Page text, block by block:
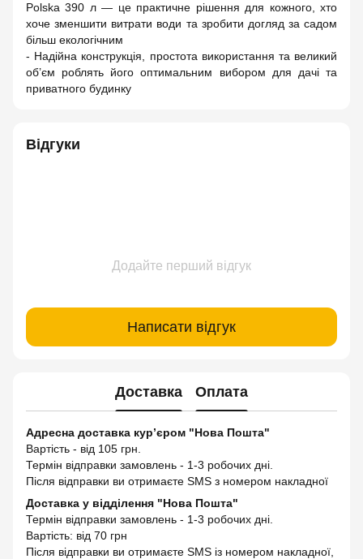
Polska 390 л — це практичне рішення для кожного, хто
хоче зменшити витрати води та зробити догляд за садом
більш екологічним
- Надійна конструкція, простота використання та великий
об’єм роблять його оптимальним вибором для дачі та
приватного будинку
Відгуки
Додайте перший відгук
Написати відгук
Доставка Оплата
Адресна доставка кур’єром "Нова Пошта"
Вартість - від 105 грн.
Термін відправки замовлень - 1-3 робочих дні.
Після відправки ви отримаєте SMS з номером накладної
Доставка у відділення "Нова Пошта"
Термін відправки замовлень - 1-3 робочих дні.
Вартість: від 70 грн
Після відправки ви отримаєте SMS із номером накладної,